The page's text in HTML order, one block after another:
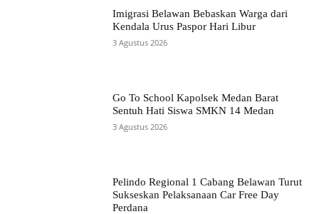
Imigrasi Belawan Bebaskan Warga dari
Kendala Urus Paspor Hari Libur
3 Agustus 2026
Go To School Kapolsek Medan Barat
Sentuh Hati Siswa SMKN 14 Medan
3 Agustus 2026
Pelindo Regional 1 Cabang Belawan Turut
Sukseskan Pelaksanaan Car Free Day
Perdana